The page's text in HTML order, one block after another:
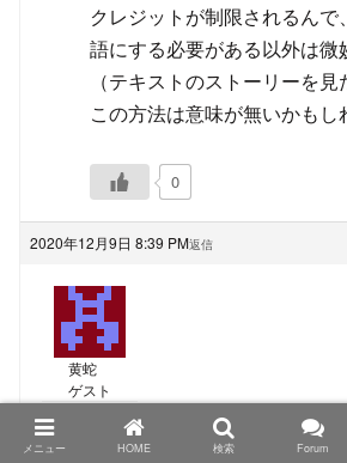
クレジットが制限されるん
語にする必要がある以外は微
（テキストのストーリーを見
この方法は意味が無いかもし
0
2020年12月9日 8:39 PM返信
黄蛇
ゲスト
TRIMUI Model S、PowKiddyさん名
メニュー HOME 検索 Forum